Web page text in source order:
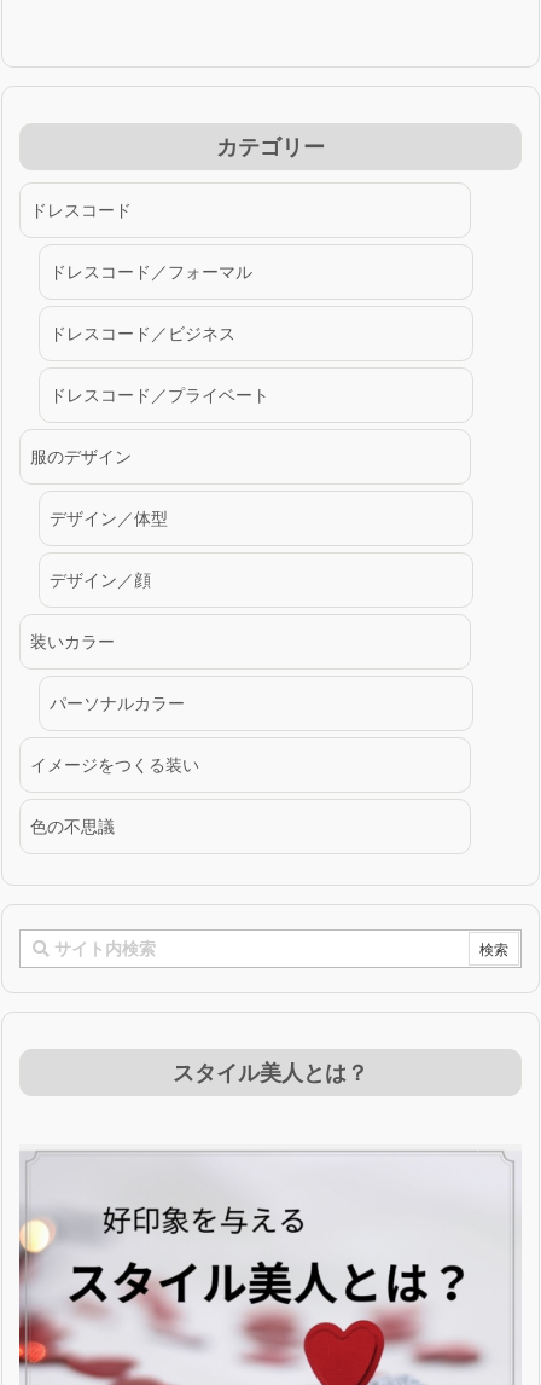
カテゴリー
ドレスコード
ドレスコード／フォーマル
ドレスコード／ビジネス
ドレスコード／プライベート
服のデザイン
デザイン／体型
デザイン／顔
装いカラー
パーソナルカラー
イメージをつくる装い
色の不思議
スタイル美人とは？